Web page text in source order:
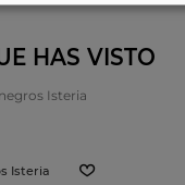
HAS VISTO
Isteria